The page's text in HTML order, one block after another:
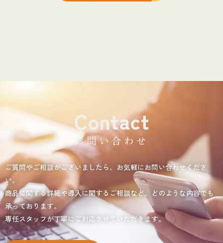
Contact
お問い合わせ
ご質問やご相談がございましたら、お気軽にお問い合わせくださ
い。
商品に関する詳細や導入に関するご相談など、どのような内容でも
承っております。
専任スタッフが丁寧にご対応させていただきます。